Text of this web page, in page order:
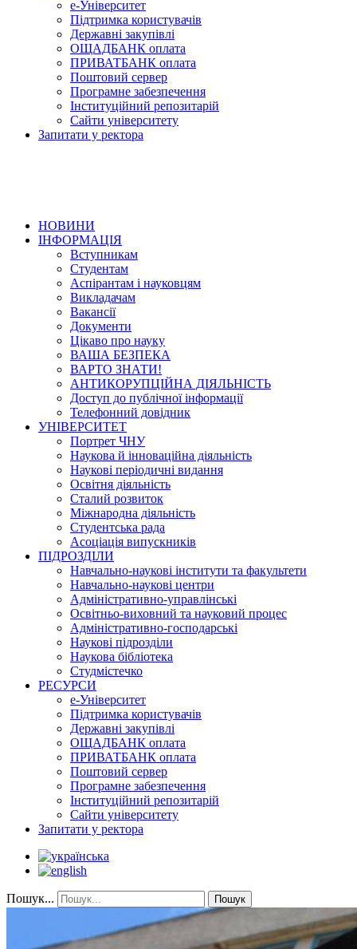
е-Університет
Підтримка користувачів
Державні закупівлі
ОЩАДБАНК оплата
ПРИВАТБАНК оплата
Поштовий сервер
Програмне забезпечення
Інституційний репозитарій
Сайти університету
Запитати у ректора
НОВИНИ
ІНФОРМАЦІЯ
Вступникам
Студентам
Аспірантам і науковцям
Викладачам
Вакансії
Документи
Цікаво про науку
ВАША БЕЗПЕКА
ВАРТО ЗНАТИ!
АНТИКОРУПЦІЙНА ДІЯЛЬНІСТЬ
Доступ до публічної інформації
Телефонний довідник
УНІВЕРСИТЕТ
Портрет ЧНУ
Наукова й інноваційна діяльність
Наукові періодичні видання
Освітня діяльність
Сталий розвиток
Міжнародна діяльність
Студентська рада
Асоціація випускників
ПІДРОЗДІЛИ
Навчально-наукові інститути та факультети
Навчально-наукові центри
Адміністративно-управлінські
Освітньо-виховний та науковий процес
Адміністративно-господарські
Наукові підрозділи
Наукова бібліотека
Студмістечко
РЕСУРСИ
е-Університет
Підтримка користувачів
Державні закупівлі
ОЩАДБАНК оплата
ПРИВАТБАНК оплата
Поштовий сервер
Програмне забезпечення
Інституційний репозитарій
Сайти університету
Запитати у ректора
Пошук... Пошук